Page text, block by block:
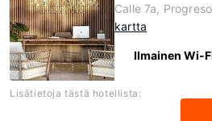
Calle 7a,
kartta
Ilmainen Wi-
Lisätietoja tästä hotellista: